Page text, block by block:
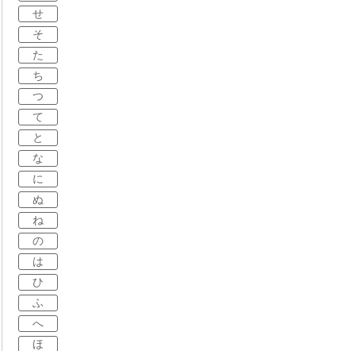
せ
そ
た
ち
つ
て
と
な
に
ぬ
ね
の
は
ひ
ふ
へ
ほ